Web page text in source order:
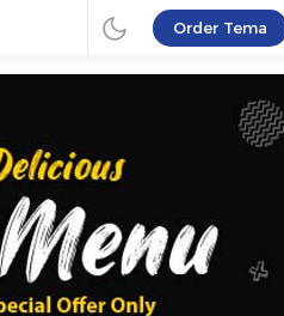
Order Tema